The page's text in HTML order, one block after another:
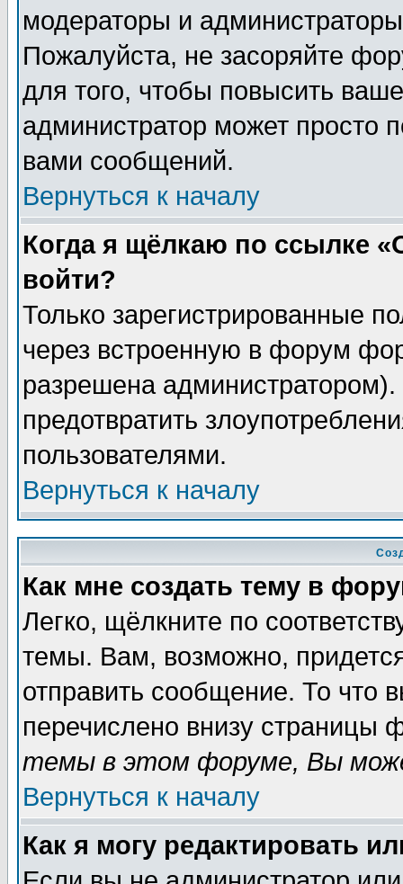
модераторы и
Пожалуйста, не засоряйте
для того, чтобы повысить
администратор может просто
вами сообщений.
Вернуться к началу
Когда я щёлкаю по ссылке
войти?
Только зарегистрированные
через встроенную в форум
разрешена
предотвратить
пользователями.
Вернуться к началу
Как мне создать тему в
Легко, щёлкните по
темы. Вам, возможно,
отправить сообщение. То что
перечислено внизу страницы
темы в этом форуме, Вы
Вернуться к началу
Как я могу редактировать